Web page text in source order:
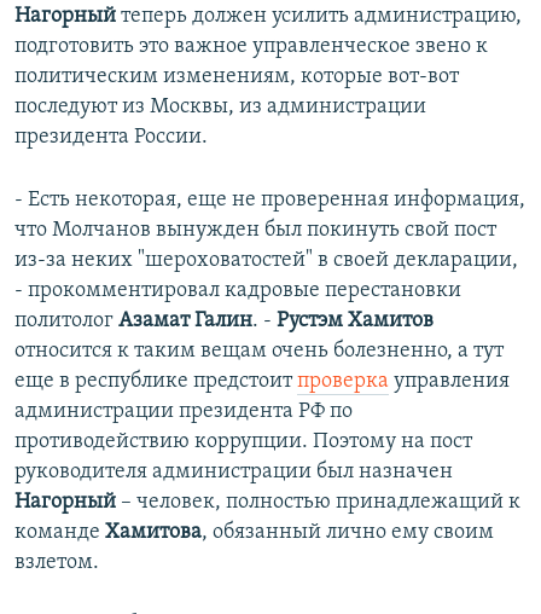
Нагорный теперь должен усилить администрацию,
подготовить это важное управленческое звено к
политическим изменениям, которые вот-вот
последуют из Москвы, из администрации
президента России.
- Есть некоторая, еще не проверенная информация,
что Молчанов вынужден был покинуть свой пост
из-за неких "шероховатостей" в своей декларации,
- прокомментировал кадровые перестановки
политолог Азамат Галин. - Рустэм Хамитов
относится к таким вещам очень болезненно, а тут
еще в республике предстоитпроверка управления
администрации президента РФ по
противодействию коррупции. Поэтому на пост
руководителя администрации был назначен
Нагорный – человек, полностью принадлежащий к
команде Хамитова, обязанный лично ему своим
взлетом.